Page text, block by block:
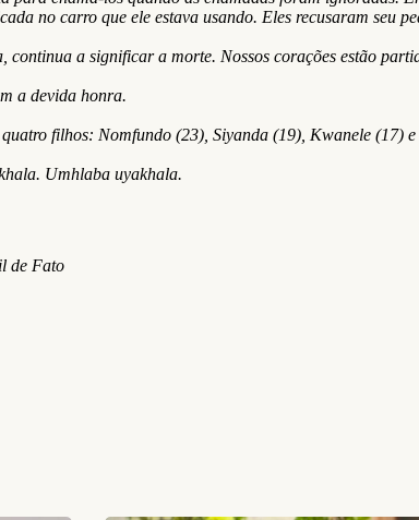
no carro que ele estava usando. Eles recusaram seu
a significar a morte. Nossos corações estão
a devida honra.
filhos: Nomfundo (23), Siyanda (19), Kwanele (17)
Umhlaba uyakhala.
de Fato